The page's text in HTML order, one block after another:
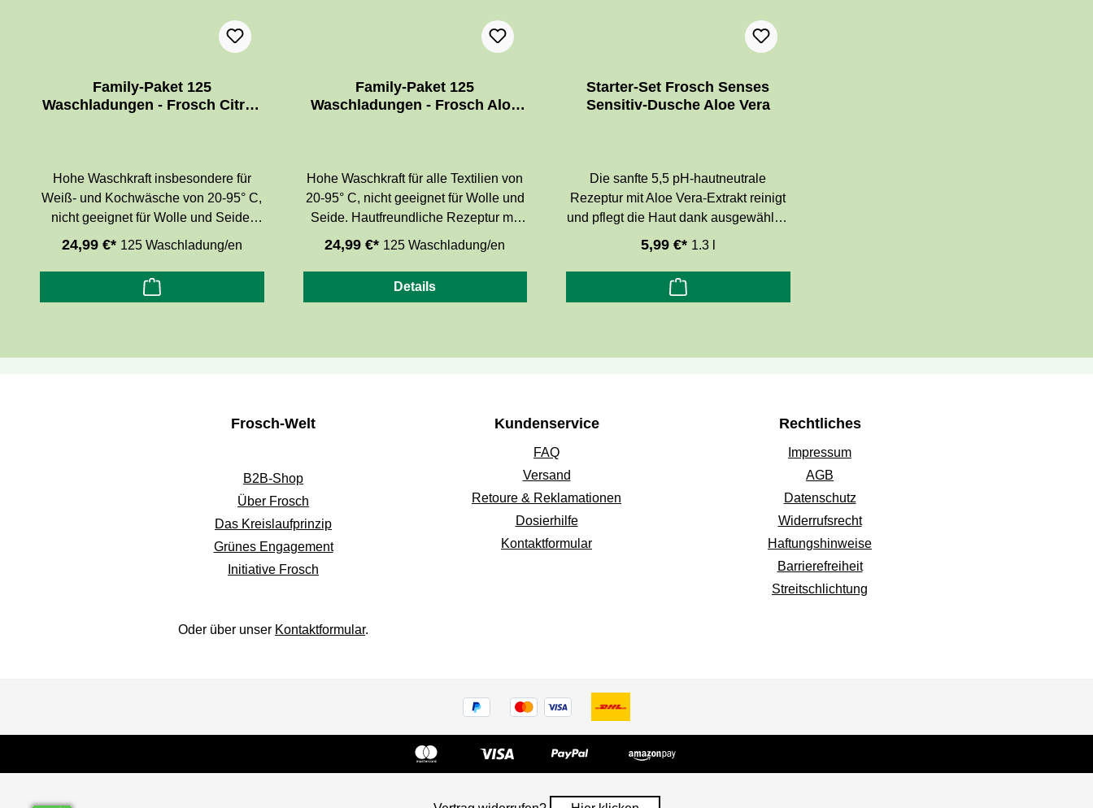
Family-Paket 125
Waschladungen - Frosch Citrus
Hohe Waschkraft insbesondere für
Weiß- und Kochwäsche von 20-95° C,
nicht geeignet für Wolle und Seide.
Kraftvolle Rezeptur mit Zitronenfrische
für hohe Waschleistung. Ohne Zusatz
von Konservierungsmitteln,
dermatologisch getestet.
24,99 €* 125 Waschladung/en
Family-Paket 125
Waschladungen - Frosch Aloe
Hohe Waschkraft für alle Textilien von
20-95° C, nicht geeignet für Wolle und
Seide. Hautfreundliche Rezeptur mit
Aloe Vera-Auszügen und sorgfältig
ausgewählten Duftstoffen. Ohne
Zusatz von Konservierungsmitteln,
dermatologisch getestet, hypoallergen.
24,99 €* 125 Waschladung/en
Details
Starter-Set Frosch Senses
Sensitiv-Dusche Aloe Vera
Die sanfte 5,5 pH-hautneutrale
Rezeptur mit Aloe Vera-Extrakt reinigt
und pflegt die Haut dank ausgewählter
Inhaltsstoffe naturnaher Kosmetik. Die
Formel ist frei von Farbstoffen, SLES,
EDTA, Parabenen, tierischen
Inhaltsstoffen und Mikroplastik.
5,99 €* 1.3 l
Frosch-Welt
B2B-Shop
Über Frosch
Das Kreislaufprinzip
Grünes Engagement
Initiative Frosch
Oder über unser Kontaktformular.
Kundenservice
FAQ
Versand
Retoure & Reklamationen
Dosierhilfe
Kontaktformular
Rechtliches
Impressum
AGB
Datenschutz
Widerrufsrecht
Haftungshinweise
Barrierefreiheit
Streitschlichtung